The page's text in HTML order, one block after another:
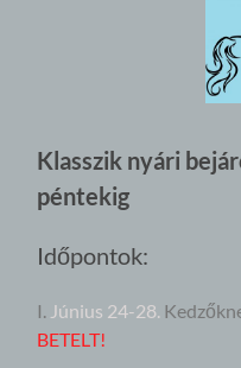
Klasszik nyári
péntekig
Időpontok:
I. Június 24-28.
BETELT!